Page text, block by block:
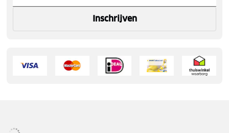
Inschrijven